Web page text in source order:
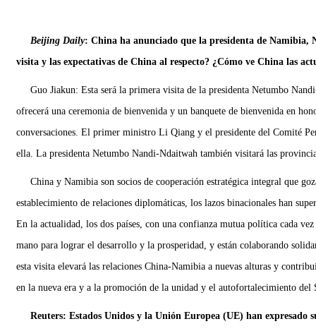
Beijing Daily: China ha anunciado que la presidenta de Namibia,
visita y las expectativas de China al respecto? ¿Cómo ve China las
Guo Jiakun: Esta será la primera visita de la presidenta Netumbo
ofrecerá una ceremonia de bienvenida y un banquete de bienvenida en
conversaciones. El primer ministro Li Qiang y el presidente del Comité
ella. La presidenta Netumbo Nandi-Ndaitwah también visitará las
China y Namibia son socios de cooperación estratégica integral que
establecimiento de relaciones diplomáticas, los lazos binacionales han
En la actualidad, los dos países, con una confianza mutua política cada
mano para lograr el desarrollo y la prosperidad, y están colaborando
esta visita elevará las relaciones China-Namibia a nuevas alturas y
en la nueva era y a la promoción de la unidad y el autofortalecimiento del
Reuters: Estados Unidos y la Unión Europea (UE) han